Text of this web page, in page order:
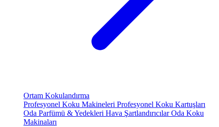
Ortam Kokulandırma
Profesyonel Koku Makineleri Profesyonel Koku Kartuşları
Oda Parfümü & Yedekleri Hava ŞartlandırıcılarOda Koku
Makinaları